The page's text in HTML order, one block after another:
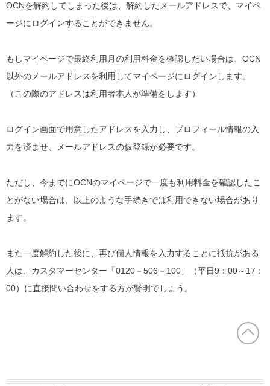
OCNを解約してしまった後は、解約したメールアドレスで、マイペ
ージにログインすることができません。
もしマイページで最終利用月の利用料金を確認したい場合は、OCN
以外のメールアドレスを利用してマイページにログインします。
（この際のアドレスは利用者本人が準備をします）
ログイン画面で用意したアドレスを入力し、プロフィール情報の入
力を済ませ、メールアドレスの仮登録が必要です。
ただし、今までにOCNのマイページで一度も利用料金を確認したこ
とがない場合は、以上のような手続きでは利用できない場合があり
ます。
また一度解約した後に、再び個人情報を入力することに抵抗がある
人は、カスタマーセンター「0120－506－100」（平日9：00～17：
00）に直接問い合わせをする方が賢明でしょう。